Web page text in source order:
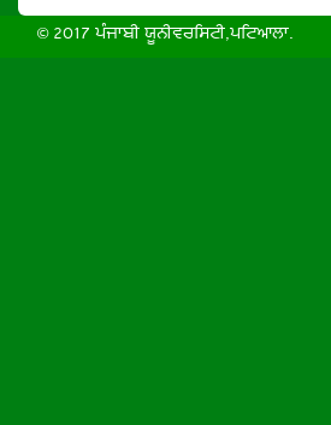
© 2017 ਪੰਜਾਬੀ ਯੂਨੀਵਰਸਿਟੀ,ਪਟਿਆਲਾ.